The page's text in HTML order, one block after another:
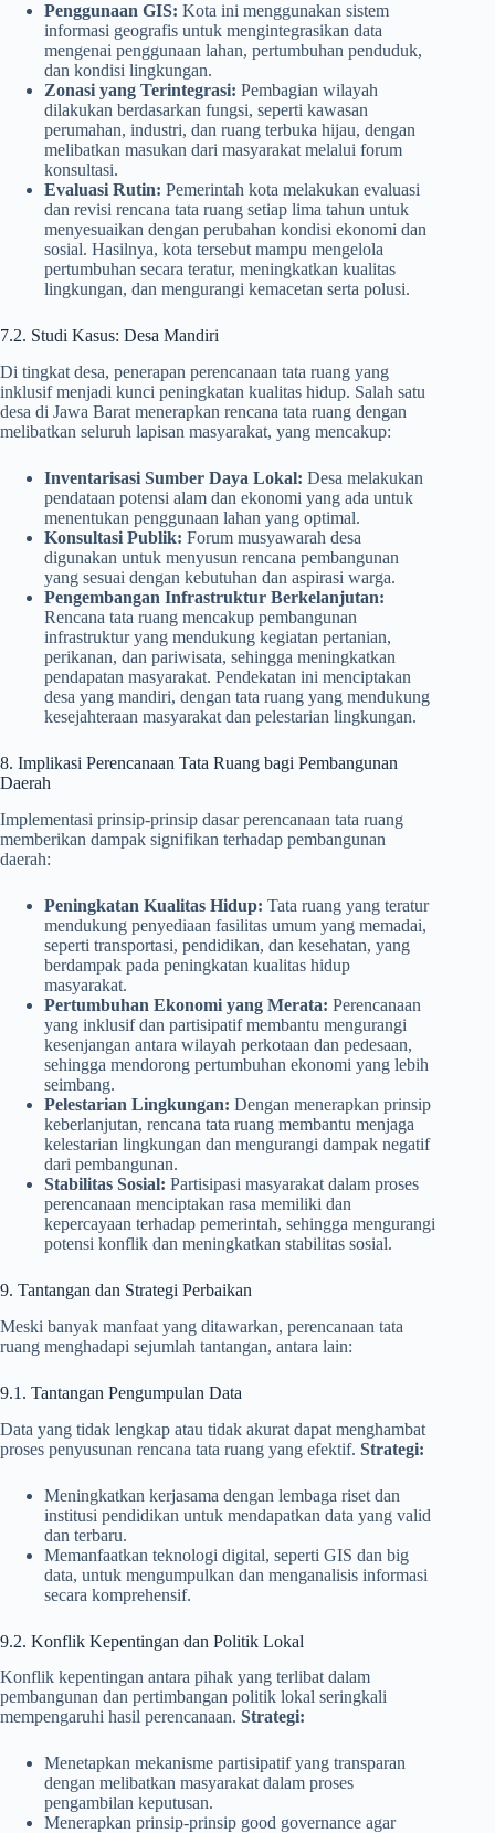
Penggunaan GIS: Kota ini menggunakan sistem
informasi geografis untuk mengintegrasikan data
mengenai penggunaan lahan, pertumbuhan penduduk,
dan kondisi lingkungan.
Zonasi yang Terintegrasi: Pembagian wilayah
dilakukan berdasarkan fungsi, seperti kawasan
perumahan, industri, dan ruang terbuka hijau, dengan
melibatkan masukan dari masyarakat melalui forum
konsultasi.
Evaluasi Rutin: Pemerintah kota melakukan evaluasi
dan revisi rencana tata ruang setiap lima tahun untuk
menyesuaikan dengan perubahan kondisi ekonomi dan
sosial. Hasilnya, kota tersebut mampu mengelola
pertumbuhan secara teratur, meningkatkan kualitas
lingkungan, dan mengurangi kemacetan serta polusi.
7.2. Studi Kasus: Desa Mandiri
Di tingkat desa, penerapan perencanaan tata ruang yang
inklusif menjadi kunci peningkatan kualitas hidup. Salah satu
desa di Jawa Barat menerapkan rencana tata ruang dengan
melibatkan seluruh lapisan masyarakat, yang mencakup:
Inventarisasi Sumber Daya Lokal: Desa melakukan
pendataan potensi alam dan ekonomi yang ada untuk
menentukan penggunaan lahan yang optimal.
Konsultasi Publik: Forum musyawarah desa
digunakan untuk menyusun rencana pembangunan
yang sesuai dengan kebutuhan dan aspirasi warga.
Pengembangan Infrastruktur Berkelanjutan:
Rencana tata ruang mencakup pembangunan
infrastruktur yang mendukung kegiatan pertanian,
perikanan, dan pariwisata, sehingga meningkatkan
pendapatan masyarakat. Pendekatan ini menciptakan
desa yang mandiri, dengan tata ruang yang mendukung
kesejahteraan masyarakat dan pelestarian lingkungan.
8. Implikasi Perencanaan Tata Ruang bagi Pembangunan
Daerah
Implementasi prinsip-prinsip dasar perencanaan tata ruang
memberikan dampak signifikan terhadap pembangunan
daerah:
Peningkatan Kualitas Hidup: Tata ruang yang teratur
mendukung penyediaan fasilitas umum yang memadai,
seperti transportasi, pendidikan, dan kesehatan, yang
berdampak pada peningkatan kualitas hidup
masyarakat.
Pertumbuhan Ekonomi yang Merata: Perencanaan
yang inklusif dan partisipatif membantu mengurangi
kesenjangan antara wilayah perkotaan dan pedesaan,
sehingga mendorong pertumbuhan ekonomi yang lebih
seimbang.
Pelestarian Lingkungan: Dengan menerapkan prinsip
keberlanjutan, rencana tata ruang membantu menjaga
kelestarian lingkungan dan mengurangi dampak negatif
dari pembangunan.
Stabilitas Sosial: Partisipasi masyarakat dalam proses
perencanaan menciptakan rasa memiliki dan
kepercayaan terhadap pemerintah, sehingga mengurangi
potensi konflik dan meningkatkan stabilitas sosial.
9. Tantangan dan Strategi Perbaikan
Meski banyak manfaat yang ditawarkan, perencanaan tata
ruang menghadapi sejumlah tantangan, antara lain:
9.1. Tantangan Pengumpulan Data
Data yang tidak lengkap atau tidak akurat dapat menghambat
proses penyusunan rencana tata ruang yang efektif. Strategi:
Meningkatkan kerjasama dengan lembaga riset dan
institusi pendidikan untuk mendapatkan data yang valid
dan terbaru.
Memanfaatkan teknologi digital, seperti GIS dan big
data, untuk mengumpulkan dan menganalisis informasi
secara komprehensif.
9.2. Konflik Kepentingan dan Politik Lokal
Konflik kepentingan antara pihak yang terlibat dalam
pembangunan dan pertimbangan politik lokal seringkali
mempengaruhi hasil perencanaan. Strategi:
Menetapkan mekanisme partisipatif yang transparan
dengan melibatkan masyarakat dalam proses
pengambilan keputusan.
Menerapkan prinsip-prinsip good governance agar